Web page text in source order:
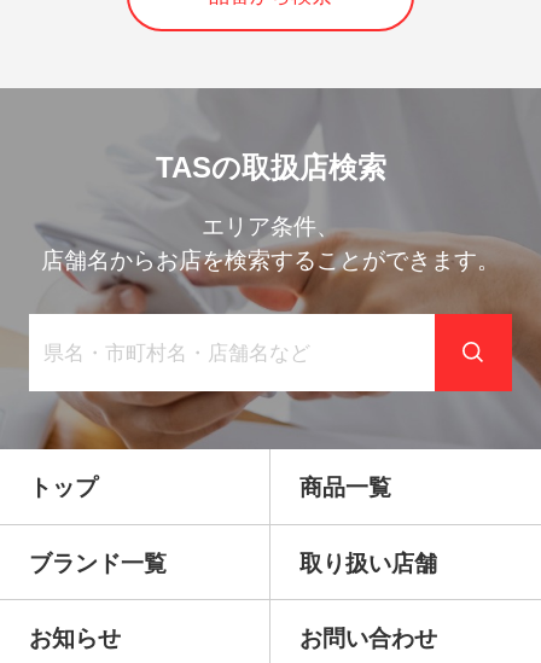
TASの取扱店検索
エリア条件、
店舗名からお店を検索することができます。
トップ 商品一覧
ブランド一覧 取り扱い店舗
お知らせ お問い合わせ